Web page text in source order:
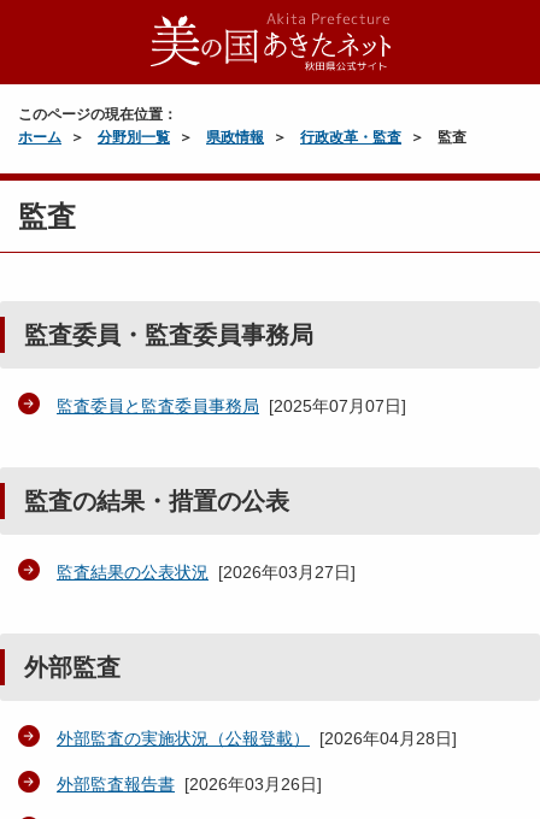
このページの現在位置：
ホーム
分野別一覧 県政情報 行政改革・監査 監査
監査
監査委員・監査委員事務局
監査委員と監査委員事務局 [2025年07月07日]
監査の結果・措置の公表
監査結果の公表状況 [2026年03月27日]
外部監査
外部監査の実施状況（公報登載） [2026年04月28日]
外部監査報告書 [2026年03月26日]